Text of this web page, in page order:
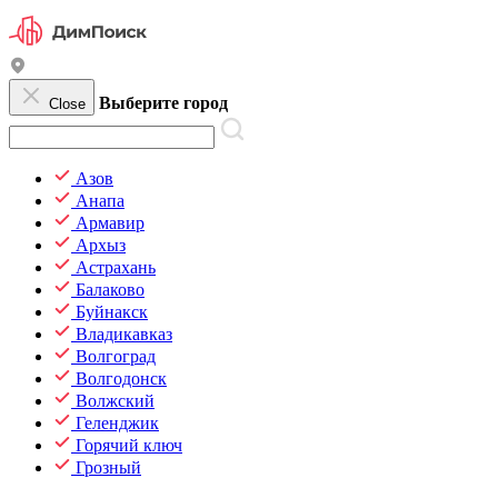
Close Выберите город
Азов
Анапа
Армавир
Архыз
Астрахань
Балаково
Буйнакск
Владикавказ
Волгоград
Волгодонск
Волжский
Геленджик
Горячий ключ
Грозный